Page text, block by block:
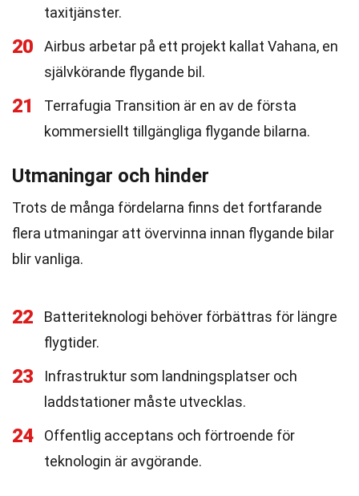
taxitjänster.
20
Airbus arbetar på ett projekt kallat Vahana, en
självkörande flygande bil.
21
Terrafugia Transition är en av de första
kommersiellt tillgängliga flygande bilarna.
Utmaningar och hinder
Trots de många fördelarna finns det fortfarande
flera utmaningar att övervinna innan flygande bilar
blir vanliga.
22
Batteriteknologi behöver förbättras för längre
flygtider.
23
Infrastruktur som landningsplatser och
laddstationer måste utvecklas.
24
Offentlig acceptans och förtroende för
teknologin är avgörande.